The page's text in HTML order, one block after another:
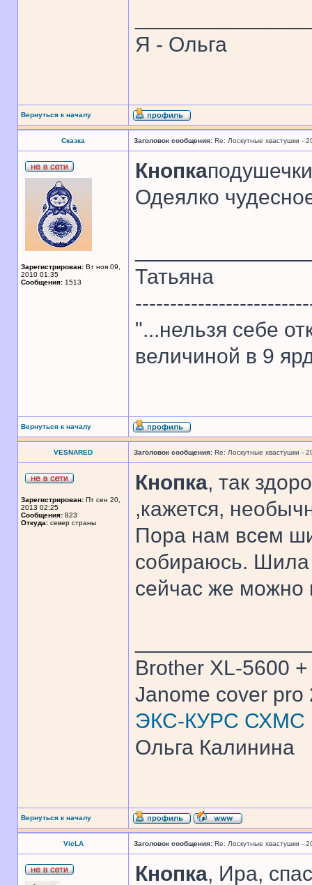
Я - Ольга
Вернуться к началу
Сказка Заголовок сообщения: Re: Лоскутные хвастушки -
Зарегистрирован: Вт ноя 09,
2010 01:35
Сообщения: 1513
Кнопка
Одеялко
Татьяна
"...нельзя себе
величиной в 9
Вернуться к началу
VESNARED Заголовок сообщения: Re: Лоскутные хвастушки -
Зарегистрирован: Пт сен 20,
2013 02:25
Сообщения: 823
Откуда: север страны
Кнопка, так
,кажется,
Пора нам всем
собираюсь. Шила
сейчас же можно
Brother XL-5600
Janome cover pro
ЭКС-КУРС СХМС
Ольга Калинина
Вернуться к началу
VicLA Заголовок сообщения: Re: Лоскутные хвастушки -
Кнопка, Ира,